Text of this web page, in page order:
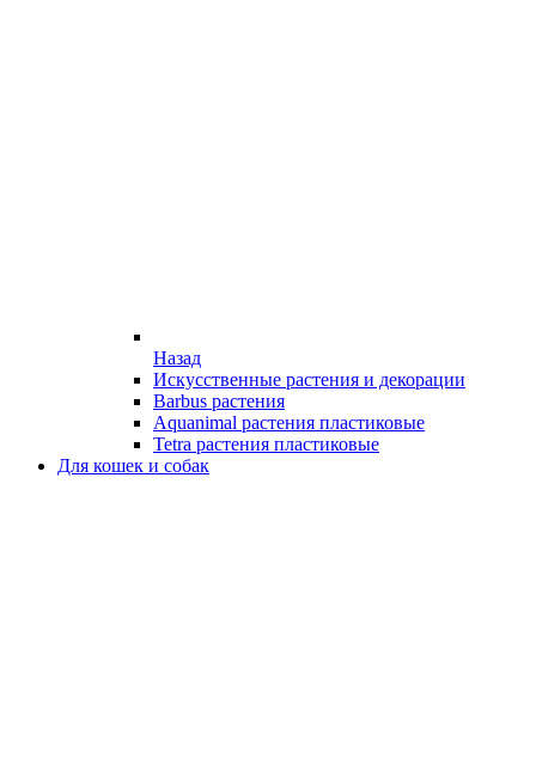
Назад
Искусственные растения и декорации
Barbus растения
Aquanimal растения пластиковые
Tetra растения пластиковые
Для кошек и собак